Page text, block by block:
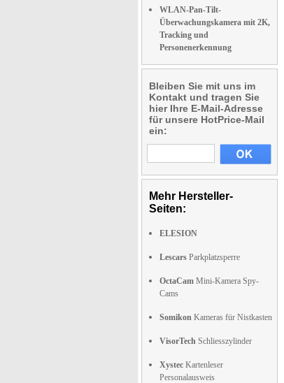
WLAN-Pan-Tilt-
Überwachungskamera mit 2K,
Tracking und
Personenerkennung
Bleiben Sie mit uns im
Kontakt und tragen Sie
hier Ihre E-Mail-Adresse
für unsere HotPrice-Mail
ein:
Mehr Hersteller-
Seiten:
ELESION
Lescars Parkplatzsperre
OctaCam Mini-Kamera Spy-
Cams
Somikon Kameras für Nistkasten
VisorTech Schliesszylinder
Xystec Kartenleser
Personalausweis